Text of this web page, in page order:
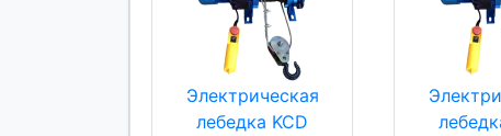
Электрическая
лебедка KCD